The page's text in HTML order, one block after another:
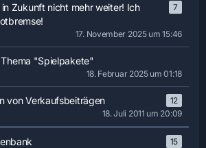
in Zukunft nicht mehr weiter! Ich
7
17. November 2025 um 15:46
"Spielpakete"
18. Februar 2025 um 01:18
von Verkaufsbeiträgen
12
18. Juli 2011 um 20:09
15